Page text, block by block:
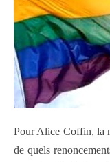
Pour Alice Coffin, la
de quels